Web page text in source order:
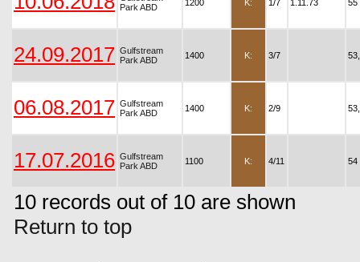
Park ABD
1200 K: 1/7 1.11.73 55
24.09.2017 Gulfstream
Park ABD
1400 K: 3/7
06.08.2017 Gulfstream
Park ABD
1400 K: 2/9
17.07.2016 Gulfstream
Park ABD
1100 K: 4/11 54
10 records out of 10 are shown
Return to top